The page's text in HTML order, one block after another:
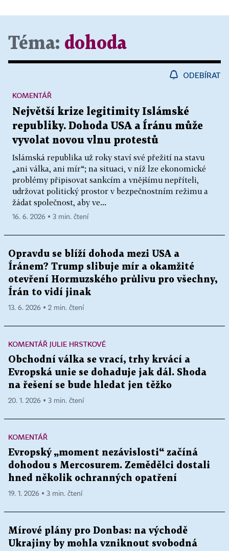
Téma: dohoda
ODEBÍRAT
Největší krize legitimity Islámské
republiky. Dohoda USA a Íránu může
vyvolat novou vlnu protestů
Islámská republika už roky staví své přežití na stavu
„ani válka, ani mír“; na situaci, v níž lze ekonomické
problémy připisovat sankcím a vnějšímu nepříteli,
udržovat politický prostor v bezpečnostním režimu a
žádat společnost, aby ve...
KOMENTÁŘ
16. 6. 2026 ▪ 3 min. čtení
Opravdu se blíží dohoda mezi USA a
Íránem? Trump slibuje mír a okamžité
otevření Hormuzského průlivu pro všechny,
Írán to vidí jinak
13. 6. 2026 ▪ 2 min. čtení
KOMENTÁŘ JULIE HRSTKOVÉ
Obchodní válka se vrací, trhy krvácí a
Evropská unie se dohaduje jak dál. Shoda
na řešení se bude hledat jen těžko
20. 1. 2026 ▪ 3 min. čtení
KOMENTÁŘ
Evropský „moment nezávislosti“ začíná
dohodou s Mercosurem. Zemědělci dostali
hned několik ochranných opatření
19. 1. 2026 ▪ 3 min. čtení
Mírové plány pro Donbas: na východě
Ukrajiny by mohla vzniknout svobodná